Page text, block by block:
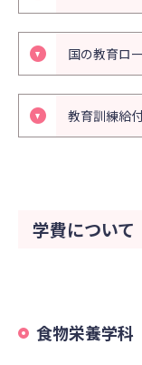
国の教育ロ
教育訓練給
学費について
食物栄養学科